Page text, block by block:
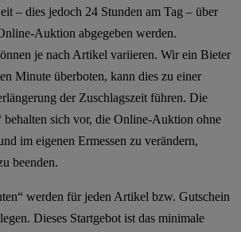
– dies jedoch 24 Stunden am Tag – über
Auktion abgegeben werden.
je nach Artikel variieren. Wir ein Bieter
Minute überboten, kann dies zu einer
der Zuschlagszeit führen. Die
behalten sich vor, die Online-Auktion ohne
im eigenen Ermessen zu verändern,
beenden.
werden für jeden Artikel bzw. Gutschein
Dieses Startgebot ist das minimale